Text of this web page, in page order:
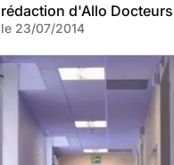
rédaction d'Allo Docteurs
23/07/2014